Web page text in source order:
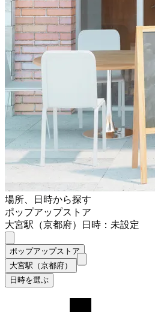
場所、日時から探す
ポップアップストア
大宮駅（京都府）
日時：未設定
ポップアップストア
大宮駅（京都府）
日時を選ぶ